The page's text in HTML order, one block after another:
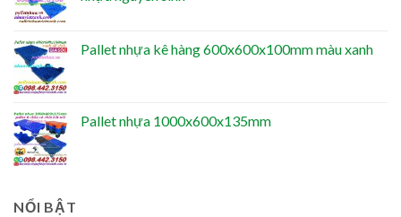
Pallet nhựa kê hàng 600x600x100mm màu xanh
Pallet nhựa 1000x600x135mm
NỔI BẬT